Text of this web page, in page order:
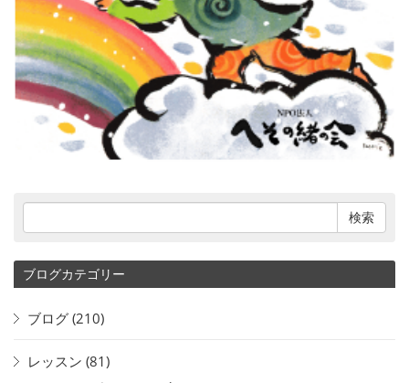
ブログカテゴリー
ブログ (210)
レッスン (81)